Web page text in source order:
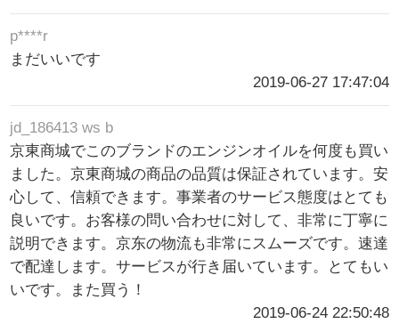
p****r
まだいいです
2019-06-27 17:47:04
jd_186413 ws b
京東商城でこのブランドのエンジンオイルを何度も買い
ました。京東商城の商品の品質は保証されています。安
心して、信頼できます。事業者のサービス態度はとても
良いです。お客様の問い合わせに対して、非常に丁寧に
説明できます。京东の物流も非常にスムーズです。速達
で配達します。サービスが行き届いています。とてもい
いです。また買う！
2019-06-24 22:50:48